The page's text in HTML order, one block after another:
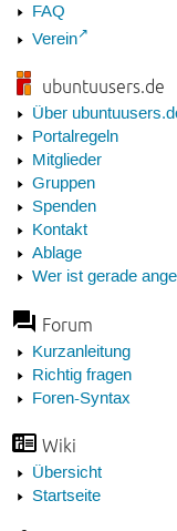
FAQ
Verein
ubuntuusers.de
Über
Portalregeln
Mitglieder
Gruppen
Spenden
Kontakt
Ablage
Wer ist gerade
Forum
Kurzanleitung
Richtig fragen
Foren-Syntax
Wiki
Übersicht
Startseite